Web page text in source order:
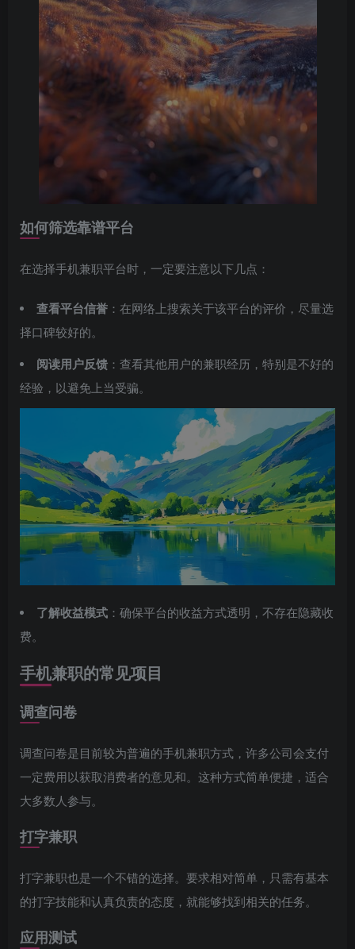
如何筛选靠谱平台
在选择手机兼职平台时，一定要注意以下几点：
查看平台信誉 ：在网络上搜索关于该平台的评价，尽量选
择口碑较好的。
阅读用户反馈 ：查看其他用户的兼职经历，特别是不好的
经验，以避免上当受骗。
了解收益模式 ：确保平台的收益方式透明，不存在隐藏收
费。
手机兼职的常见项目
调查问卷
调查问卷是目前较为普遍的手机兼职方式，许多公司会支付
一定费用以获取消费者的意见和。这种方式简单便捷，适合
大多数人参与。
打字兼职
打字兼职也是一个不错的选择。要求相对简单，只需有基本
的打字技能和认真负责的态度，就能够找到相关的任务。
应用测试